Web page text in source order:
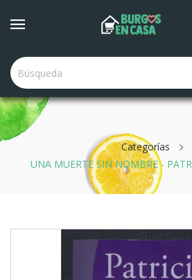
Categorías
UNA MUERTE SIN NOMBRE -